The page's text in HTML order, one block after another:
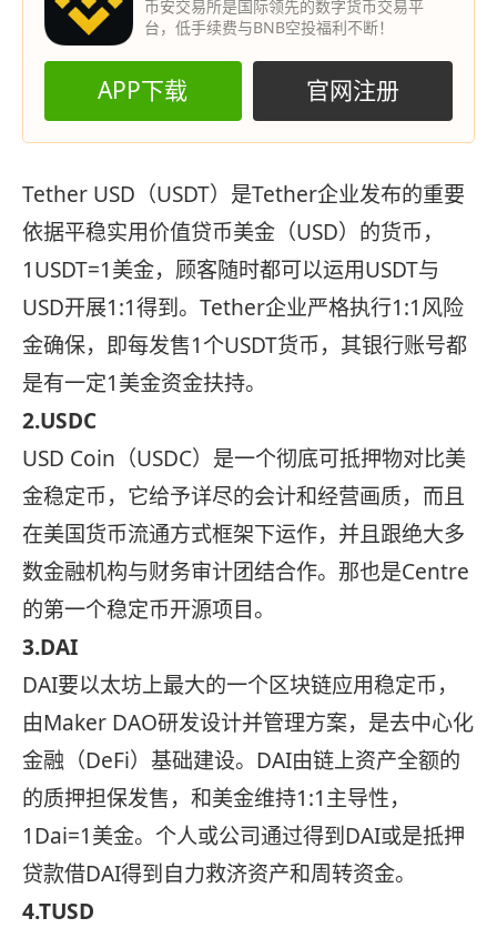
币安交易所是国际领先的数字货币交易平
台，低手续费与BNB空投福利不断！
APP下载 官网注册
Tether USD（USDT）是Tether企业发布的重要
依据平稳实用价值贷币美金（USD）的货币，
1USDT=1美金，顾客随时都可以运用USDT与
USD开展1:1得到。Tether企业严格执行1:1风险
金确保，即每发售1个USDT货币，其银行账号都
是有一定1美金资金扶持。
2.USDC
USD Coin（USDC）是一个彻底可抵押物对比美
金稳定币，它给予详尽的会计和经营画质，而且
在美国货币流通方式框架下运作，并且跟绝大多
数金融机构与财务审计团结合作。那也是Centre
的第一个稳定币开源项目。
3.DAI
DAI要以太坊上最大的一个区块链应用稳定币，
由Maker DAO研发设计并管理方案，是去中心化
金融（DeFi）基础建设。DAI由链上资产全额的
的质押担保发售，和美金维持1:1主导性，
1Dai=1美金。个人或公司通过得到DAI或是抵押
贷款借DAI得到自力救济资产和周转资金。
4.TUSD